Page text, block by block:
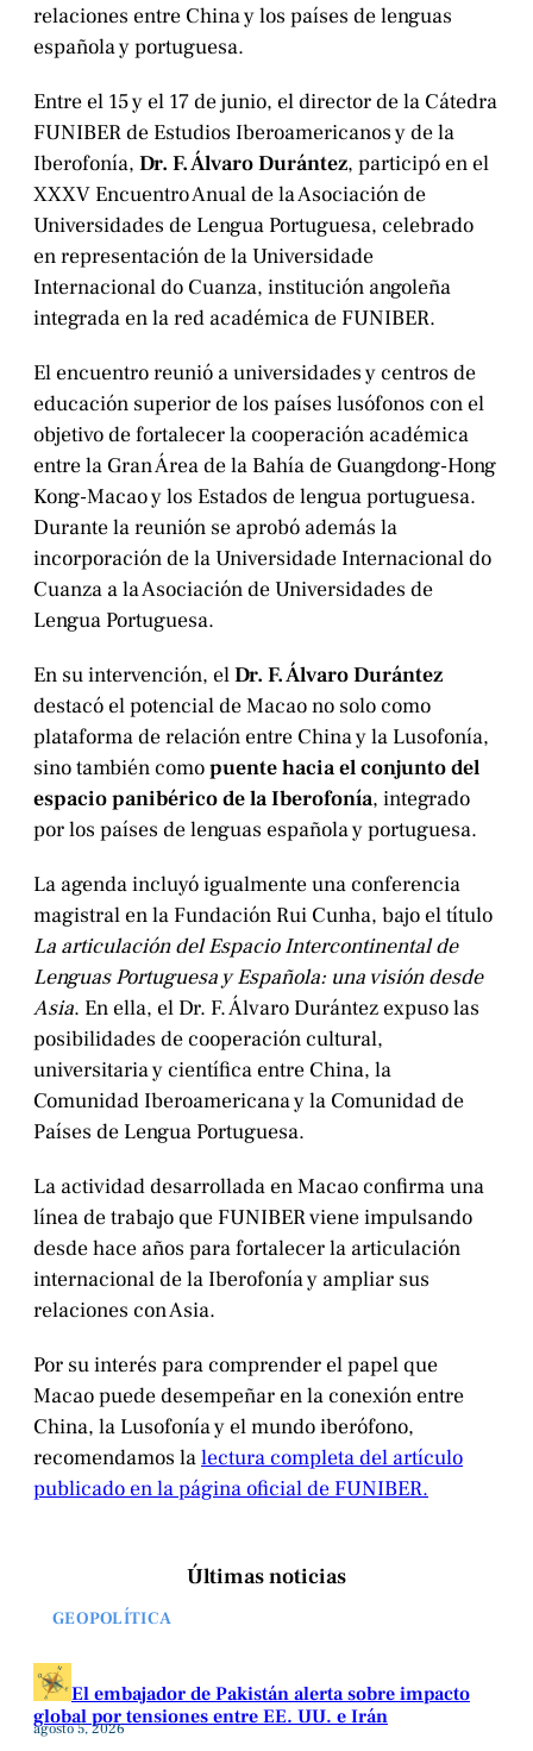
relaciones entre China y los países de lenguas
española y portuguesa.
Entre el 15 y el 17 de junio, el director de la Cátedra
FUNIBER de Estudios Iberoamericanos y de la
Iberofonía, Dr. F. Álvaro Durántez, participó en el
XXXV Encuentro Anual de la Asociación de
Universidades de Lengua Portuguesa, celebrado
en representación de la Universidade
Internacional do Cuanza, institución angoleña
integrada en la red académica de FUNIBER.
El encuentro reunió a universidades y centros de
educación superior de los países lusófonos con el
objetivo de fortalecer la cooperación académica
entre la Gran Área de la Bahía de Guangdong-Hong
Kong-Macao y los Estados de lengua portuguesa.
Durante la reunión se aprobó además la
incorporación de la Universidade Internacional do
Cuanza a la Asociación de Universidades de
Lengua Portuguesa.
En su intervención, elDr. F. Álvaro Durántez
destacó el potencial de Macao no solo como
plataforma de relación entre China y la Lusofonía,
sino también comopuente hacia el conjunto del
espacio panibérico de la Iberofonía, integrado
por los países de lenguas española y portuguesa.
La agenda incluyó igualmente una conferencia
magistral en la Fundación Rui Cunha, bajo el título
La articulación del Espacio Intercontinental de
Lenguas Portuguesa y Española: una visión desde
Asia. En ella, el Dr. F. Álvaro Durántez expuso las
posibilidades de cooperación cultural,
universitaria y científica entre China, la
Comunidad Iberoamericana y la Comunidad de
Países de Lengua Portuguesa.
La actividad desarrollada en Macao confirma una
línea de trabajo que FUNIBER viene impulsando
desde hace años para fortalecer la articulación
internacional de la Iberofonía y ampliar sus
relaciones con Asia.
Por su interés para comprender el papel que
Macao puede desempeñar en la conexión entre
China, la Lusofonía y el mundo iberófono,
recomendamos lalectura completa del artículo
publicado en la página oficial de FUNIBER.
Últimas noticias
GEOPOLÍTICA
El embajador de Pakistán alerta sobre impacto
global por tensiones entre EE. UU. e Irán
agosto 5, 2026